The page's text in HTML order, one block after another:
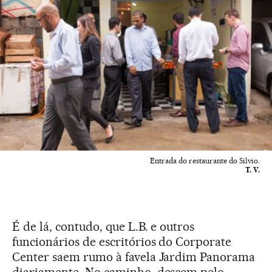
Entrada do restaurante do Silvio.
T. V.
É de lá, contudo, que L.B. e outros
funcionários de escritórios do Corporate
Center saem rumo à favela Jardim Panorama